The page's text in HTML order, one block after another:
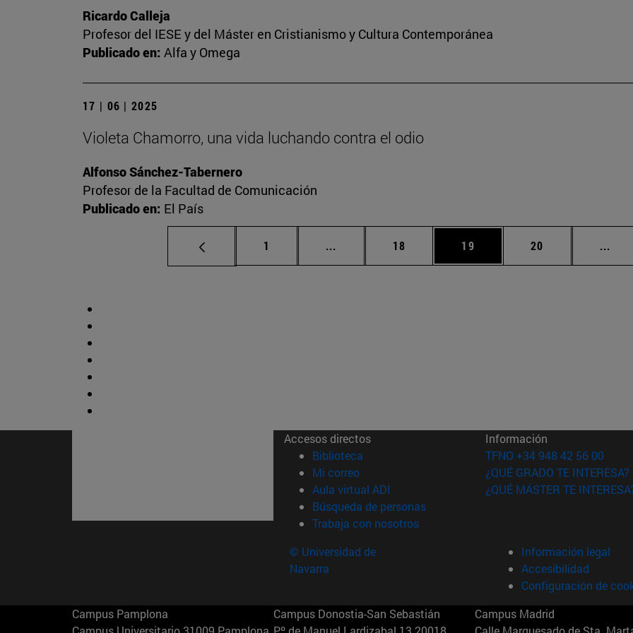
Ricardo Calleja
Profesor del IESE y del Máster en Cristianismo y Cultura Contemporánea
Publicado en: Alfa y Omega
17 | 06 | 2025
Violeta Chamorro, una vida luchando contra el odio
Alfonso Sánchez-Tabernero
Profesor de la Facultad de Comunicación
Publicado en: El País
Página
1 ... Páginas intermedias Use TAB para desplazarse.
Página
18 Página
19 Página
20 ...
Accesos directos
Biblioteca (abre en nueva ventana)
Mi correo(abre en nueva ventana)
Aula virtual ADI (abre en nueva ventana)
Búsqueda de personas(abre en nueva ventana)
Trabaja con nosotros(abre en nueva ventana)
Información
TFNO +34 948 42 56 00
¿QUÉ GRADO TE INTERESA?
¿QUÉ MÁSTER TE
© Universidad de
Navarra
Información legal
Accesibilidad
Configuración de
Campus Pamplona
Campus Donostia-San Sebastián
Campus Madrid